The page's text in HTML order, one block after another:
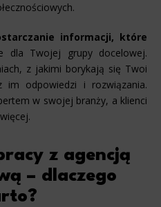
informacji, które
dla Twojej grupy docelowej.
z jakimi borykają się Twoi
im odpowiedzi i rozwiązania.
w swojej branży, a klienci
z agencją
– dlaczego